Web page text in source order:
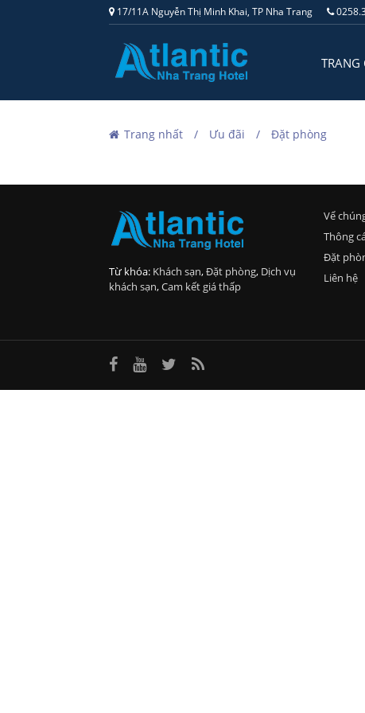
17/11A Nguyễn Thị Minh Khai, TP Nha Trang
TRANG
Trang nhất Ưu đãi Đặt phòng
Từ khóa: Khách sạn,Đặt phòng, Dịch vụ
khách sạn,Cam kết giá thấp
Vể
Thông
Đặt
Liên hệ